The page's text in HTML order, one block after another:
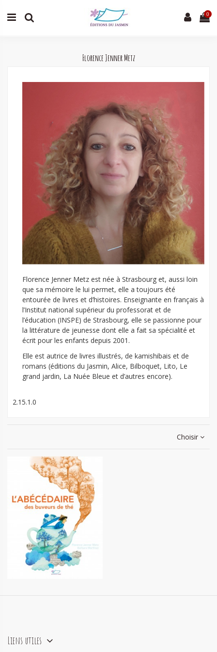
0
Florence Jenner Metz
Florence Jenner Metz est née à Strasbourg et, aussi loin
que sa mémoire le lui permet, elle a toujours été
entourée de livres et d’histoires. Enseignante en français à
l’Institut national supérieur du professorat et de
l’éducation (INSPE) de Strasbourg, elle se passionne pour
la littérature de jeunesse dont elle a fait sa spécialité et
écrit pour les enfants depuis 2001.
Elle est autrice de livres illustrés, de kamishibais et de
romans (éditions du Jasmin, Alice, Bilboquet, Lito, Le
grand jardin, La Nuée Bleue et d’autres encore).
2.15.1.0
Choisir
Abécédaire des buveurs de thé
18,00 €
Liens utiles